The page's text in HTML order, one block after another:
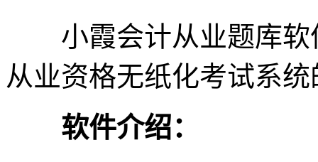
小霞会计从业题库软
从业资格无纸化考试系
软件介绍：